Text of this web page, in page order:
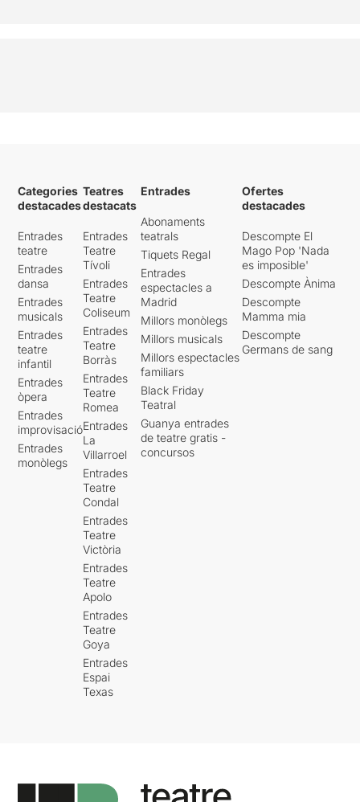
Categories
destacades
Entrades
teatre
Entrades
dansa
Entrades
musicals
Entrades
teatre
infantil
Entrades
òpera
Entrades
improvisació
Entrades
monòlegs
Teatres
destacats
Entrades
Teatre
Tívoli
Entrades
Teatre
Coliseum
Entrades
Teatre
Borràs
Entrades
Teatre
Romea
Entrades
La
Villarroel
Entrades
Teatre
Condal
Entrades
Teatre
Victòria
Entrades
Teatre
Apolo
Entrades
Teatre
Goya
Entrades
Espai
Texas
Entrades
Abonaments
teatrals
Tiquets Regal
Entrades
espectacles a
Madrid
Millors monòlegs
Millors musicals
Millors espectacles
familiars
Black Friday
Teatral
Guanya entrades
de teatre gratis -
concursos
Ofertes
destacades
Descompte El
Mago Pop 'Nada
es imposible'
Descompte Ànima
Descompte
Mamma mia
Descompte
Germans de sang